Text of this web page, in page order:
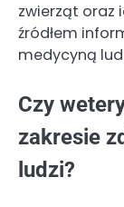
zwierząt oraz
źródłem
medycyną
Czy
zakresie
ludzi?